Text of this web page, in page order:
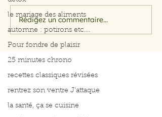
le mariage des aliments
automne : potirons etc....
Pour fondre de plaisir
25 minutes chrono
recettes classiques révisées
rentrez son ventre J'attaque
la santé, ça se cuisine
Filet de saumon aux
herbes et citron
Rédigez un commentaire...